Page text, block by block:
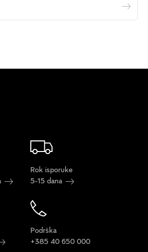
Rok isporuke
5-15 dana
Podrška
+385 40 650 000